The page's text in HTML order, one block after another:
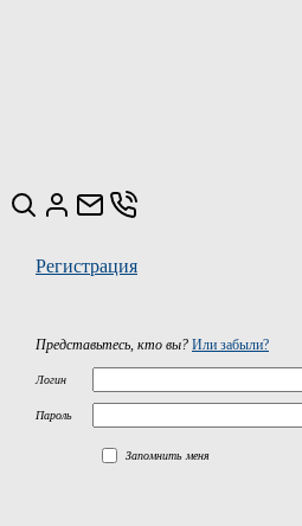
Регистрация
Представьтесь, кто вы? Или забыли?
Логин
Пароль
Запомнить меня